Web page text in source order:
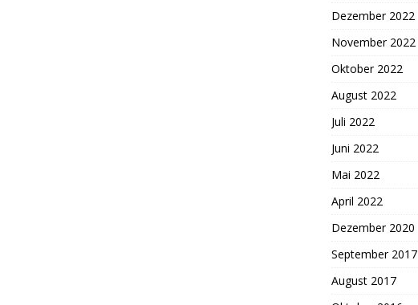
Dezember 2022
November 2022
Oktober 2022
August 2022
Juli 2022
Juni 2022
Mai 2022
April 2022
Dezember 2020
September 2017
August 2017